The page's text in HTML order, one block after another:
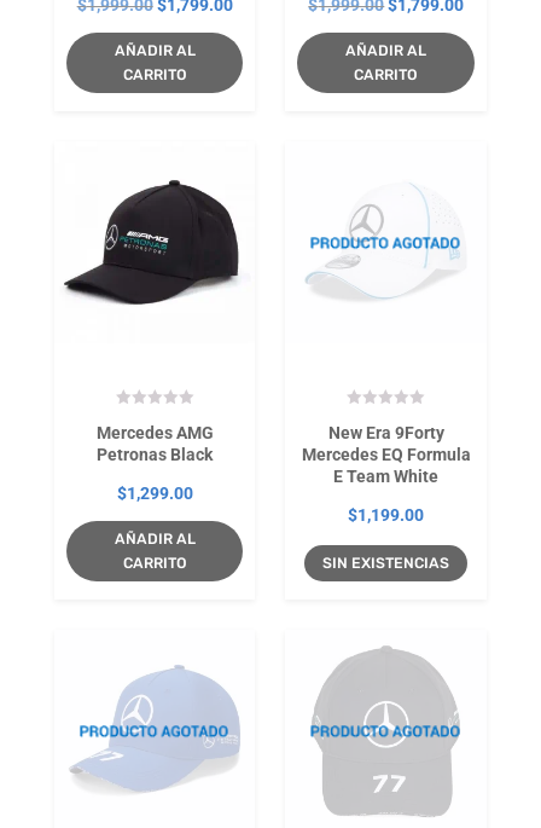
$1,999.00
precio
original
era:
$1,799.00
precio
actual
AÑADIR AL
CARRITO
$1,999.00
precio
original
era:
$1,799.00
precio
actual
AÑADIR AL
CARRITO
Mercedes AMG
Petronas Black
$1,299.00
AÑADIR AL
CARRITO
New Era 9Forty
Mercedes EQ Formula
E Team White
$1,199.00
SIN EXISTENCIAS